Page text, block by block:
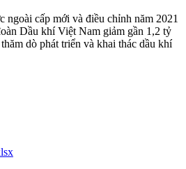
ngoài cấp mới và điều chỉnh năm 2021
Dầu khí Việt Nam giảm gần 1,2 tỷ
dò phát triển và khai thác dầu khí